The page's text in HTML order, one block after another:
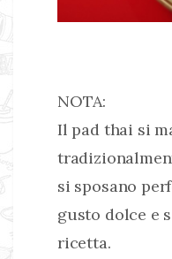
NOTA:
Il pad thai si
si sposano
gusto dolce e
ricetta.